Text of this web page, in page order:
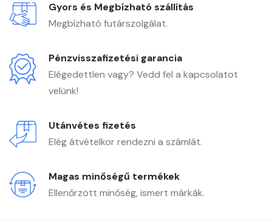
Gyors és Megbízható szállítás
Megbízható futárszolgálat.
Pénzvisszafizetési garancia
Elégedettlen vagy? Vedd fel a kapcsolatot
velünk!
Utánvétes fizetés
Elég átvételkor rendezni a számlát.
Magas minőségű termékek
Ellenőrzött minőség, ismert márkák.